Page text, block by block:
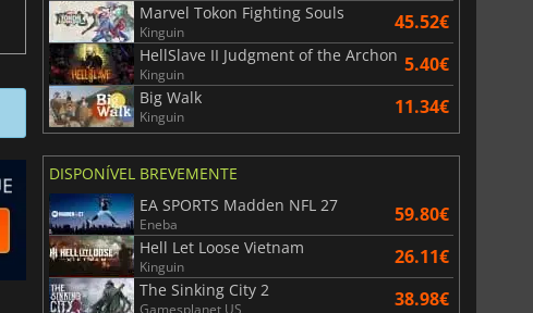
Marvel Tokon Fighting Souls
Kinguin 45.52€
HellSlave II Judgment of the Archon
Kinguin 5.40€
Big Walk
Kinguin 11.34€
DISPONÍVEL BREVEMENTE
EA SPORTS Madden NFL 27
Eneba 59.80€
Hell Let Loose Vietnam
Kinguin 26.11€
The Sinking City 2
Gamesplanet US 38.98€